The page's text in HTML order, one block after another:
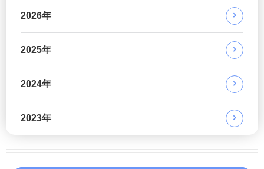
2026年
2025年
2024年
2023年